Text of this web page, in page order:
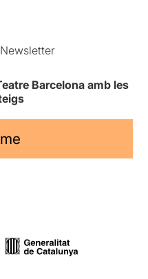
Barcelona amb les